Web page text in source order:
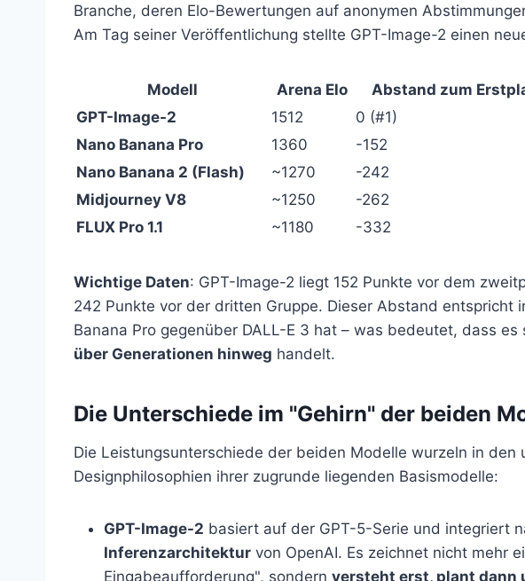
Branche, deren Elo-Bewertungen auf anonymen
Am Tag seiner Veröffentlichung stellte GPT-Image-2 einen
Modell Arena Elo Abstand zum
GPT-Image-2
1512 0 (#1)
Nano Banana Pro
1360 -152
Nano Banana 2 (Flash)
~1270 -242
Midjourney V8
~1250 -262
FLUX Pro 1.1
~1180 -332
Wichtige Daten: GPT-Image-2 liegt 152 Punkte vor dem
242 Punkte vor der dritten Gruppe. Dieser Abstand entspricht
Banana Pro gegenüber DALL-E 3 hat – was bedeutet, dass es
über Generationen hinweg handelt.
Die Unterschiede im "Gehirn" der beiden
Die Leistungsunterschiede der beiden Modelle wurzeln in den
Designphilosophien ihrer zugrunde liegenden Basismodelle:
GPT-Image-2 basiert auf der GPT-5-Serie und integriert
Inferenzarchitektur von OpenAI. Es zeichnet nicht mehr
Eingabeaufforderung", sondern versteht erst, plant dann